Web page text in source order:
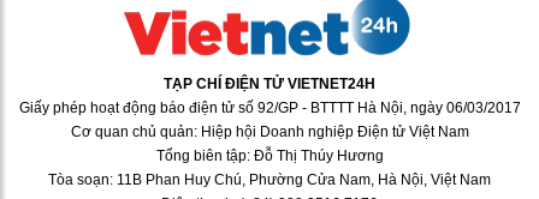
TẠP CHÍ ĐIỆN TỬ VIETNET24H
Giấy phép hoạt động báo điện tử số 92/GP - BTTTT Hà Nội, ngày 06/03/2017
Cơ quan chủ quản: Hiệp hội Doanh nghiệp Điện tử Việt Nam
Tổng biên tập: Đỗ Thị Thúy Hương
Tòa soạn: 11B Phan Huy Chú, Phường Cửa Nam, Hà Nội, Việt Nam